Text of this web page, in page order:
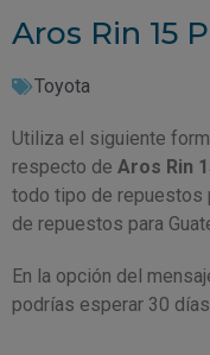
Aros Rin 15
Toyota
Utiliza el siguiente
respecto de Aros Rin
todo tipo de repuestos
de repuestos para
En la opción del
podrías esperar 30